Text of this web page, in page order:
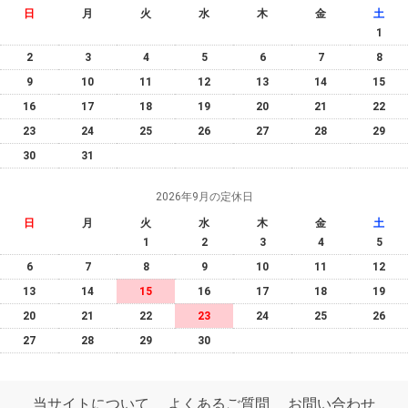
日 月 火 水 木 金
土
1
2
3 4 5 6 7
8
9
10 11 12 13 14
15
16
17 18 19 20 21
22
23
24 25 26 27 28
29
30
31
2026年9月の定休日
日 月 火 水 木 金
土
1
2 3 4
5
6
7 8 9 10 11
12
13
14 15 16 17 18
19
20
21 22 23 24 25
26
27
28 29 30
当サイトについて よくあるご質問 お問い合わせ